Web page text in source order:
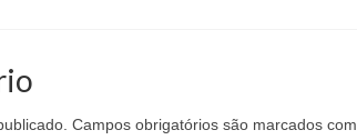
Campos obrigatórios são marcados com